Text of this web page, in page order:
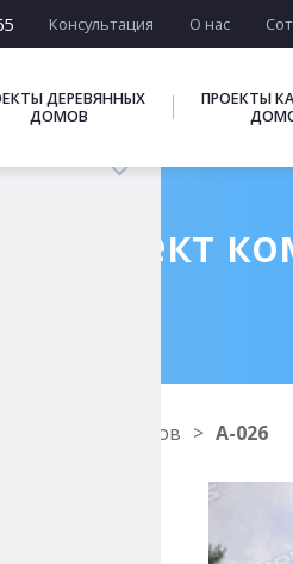
Консультация О нас
ДЕРЕВЯННЫХ
ДОМОВ
ПРОЕКТЫ
проект
домов А-026